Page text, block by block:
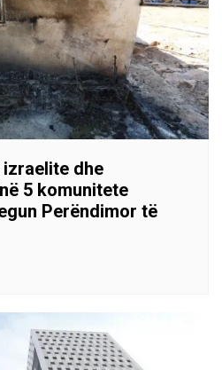
dhe
5 komunitete
Perëndimor të